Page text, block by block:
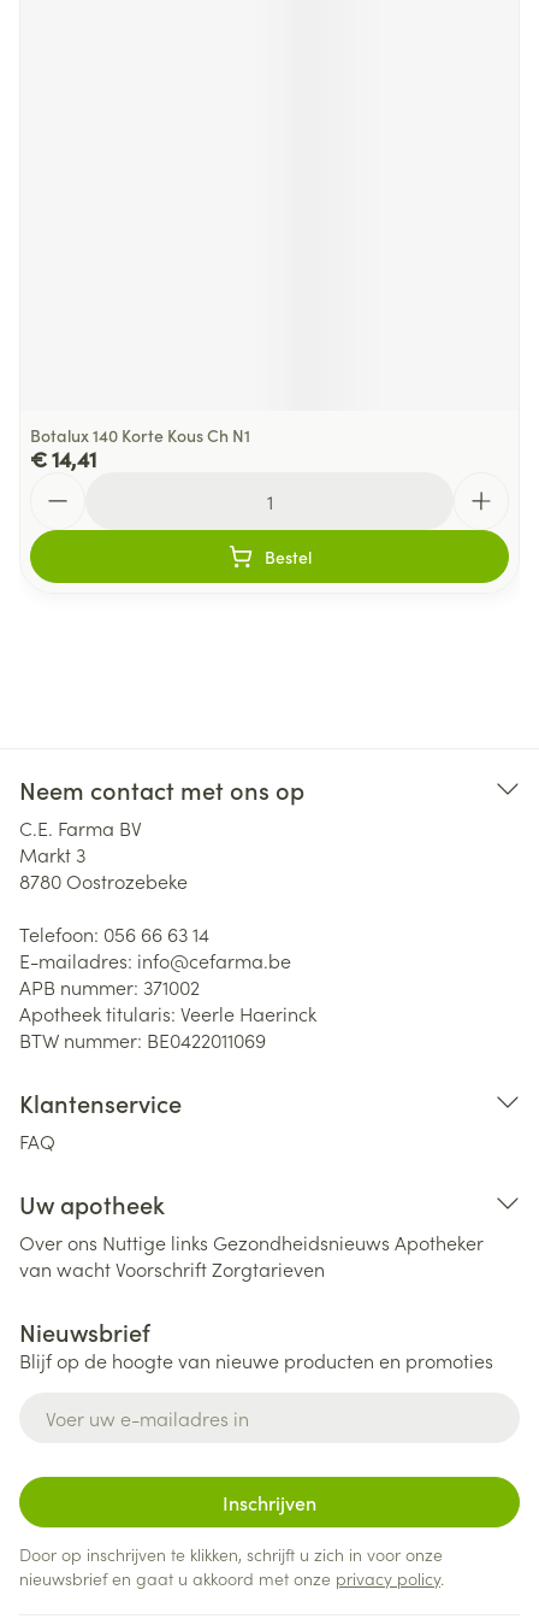
Botalux 140 Korte Kous Ch N1
€ 14,41
Bestel
Neem contact met ons op
C.E. Farma BV
Markt 3
8780Oostrozebeke
Telefoon: 056 66 63 14
E-mailadres: info@cefarma.be
APB nummer: 371002
Apotheek titularis: Veerle Haerinck
BTW nummer: BE0422011069
Klantenservice
FAQ
Uw apotheek
Over ons Nuttige links Gezondheidsnieuws Apotheker
van wachtVoorschriftZorgtarieven
Nieuwsbrief
Blijf op de hoogte van nieuwe producten en promoties
Inschrijven
Door op inschrijven te klikken, schrijft u zich in voor onze
nieuwsbrief en gaat u akkoord met onze privacy policy.